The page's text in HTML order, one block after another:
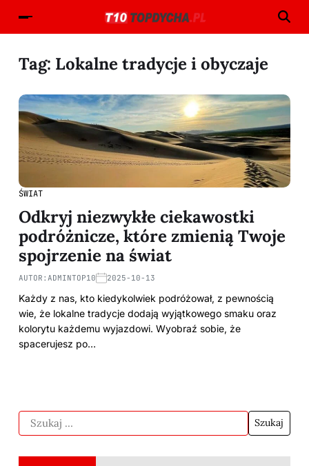
Tag: Lokalne tradycje i obyczaje
ŚWIAT
Odkryj niezwykłe ciekawostki
podróżnicze, które zmienią Twoje
spojrzenie na świat
AUTOR: ADMINTOP10 2025-10-13
Każdy z nas, kto kiedykolwiek podróżował, z pewnością
wie, że lokalne tradycje dodają wyjątkowego smaku oraz
kolorytu każdemu wyjazdowi. Wyobraź sobie, że
spacerujesz po…